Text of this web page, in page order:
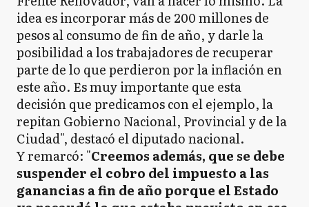
idea es incorporar más de 200 millones de
pesos al consumo de fin de año, y darle la
posibilidad a los trabajadores de recuperar
parte de lo que perdieron por la inflación en
este año. Es muy importante que esta
decisión que predicamos con el ejemplo, la
repitan Gobierno Nacional, Provincial y de la
Ciudad", destacó el diputado nacional.
Y remarcó: ‎"Creemos además, que se debe
suspender el cobro del impuesto a las
ganancias a fin de año porque el Estado